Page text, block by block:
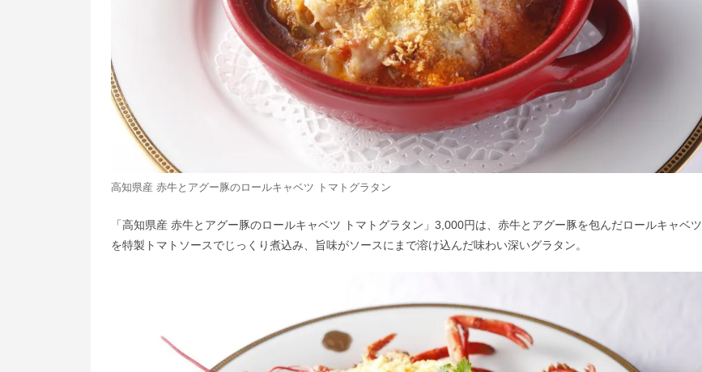
高知県産 赤牛とアグー豚のロールキャベツ トマトグラタン
「高知県産 赤牛とアグー豚のロールキャベツ トマトグラタン」3,000円は、赤牛とアグー豚を包んだロールキャベツ
を特製トマトソースでじっくり煮込み、旨味がソースにまで溶け込んだ味わい深いグラタン。